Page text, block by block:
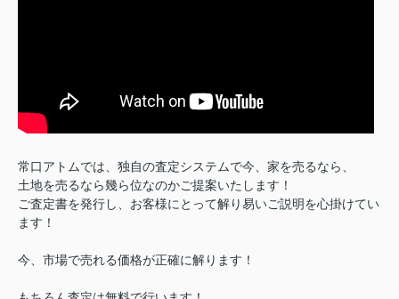
常口アトムでは、独自の査定システムで今、家を売るなら、
土地を売るなら幾ら位なのかご提案いたします！
ご査定書を発行し、お客様にとって解り易いご説明を心掛けてい
ます！
今、市場で売れる価格が正確に解ります！